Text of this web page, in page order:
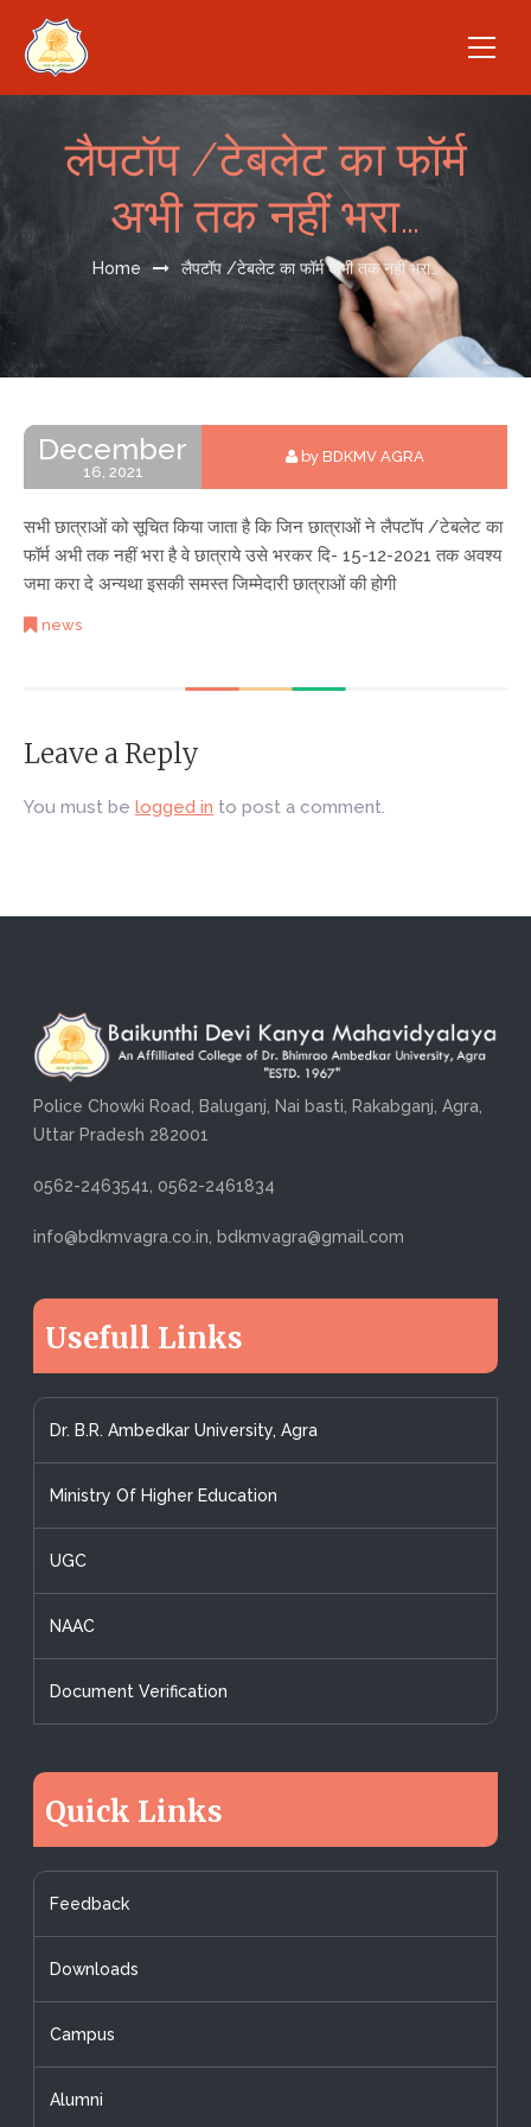
लैपटॉप /टेबलेट का फॉर्म
अभी तक नहीं भरा…
Home लैपटॉप /टेबलेट का फॉर्म अभी तक नहीं भरा…
December
16, 2021
by BDKMV AGRA
सभी छात्राओं को सूचित किया जाता है कि जिन छात्राओं ने लैपटॉप /टेबलेट का
फॉर्म अभी तक नहीं भरा है वे छात्राये उसे भरकर दि- 15-12-2021 तक अवश्य
जमा करा दे अन्यथा इसकी समस्त जिम्मेदारी छात्राओं की होगी
news
Leave a Reply
You must be logged in to post a comment.
Police Chowki Road, Baluganj, Nai basti, Rakabganj, Agra,
Uttar Pradesh 282001
0562-2463541, 0562-2461834
info@bdkmvagra.co.in, bdkmvagra@gmail.com
Usefull Links
Dr. B.R. Ambedkar University, Agra
Ministry Of Higher Education
UGC
NAAC
Document Verification
Quick Links
Feedback
Downloads
Campus
Alumni